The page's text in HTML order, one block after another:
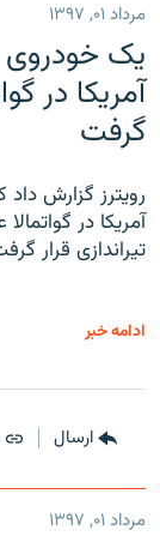
مرداد ۰۱, ۱۳۹۷
یک
آمریکا در
گرفت
رویترز گزارش
آمریکا در
تیراندازی قرار
ادامه خبر
ارسال
مرداد ۰۱, ۱۳۹۷